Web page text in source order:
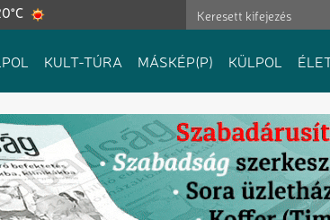
KULT-TÚRA MÁSKÉP(P) KÜLPOL